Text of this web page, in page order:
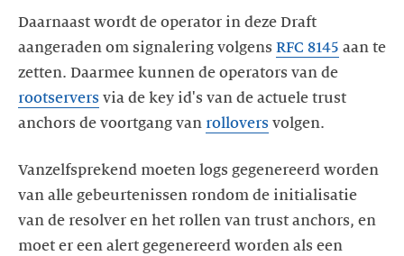
Daarnaast wordt de operator in deze Draft
aangeraden om signalering volgens RFC 8145 aan te
zetten. Daarmee kunnen de operators van de
rootservers via de key id's van de actuele trust
anchors de voortgang van rollovers volgen.
Vanzelfsprekend moeten logs gegenereerd worden
van alle gebeurtenissen rondom de initialisatie
van de resolver en het rollen van trust anchors, en
moet er een alert gegenereerd worden als een